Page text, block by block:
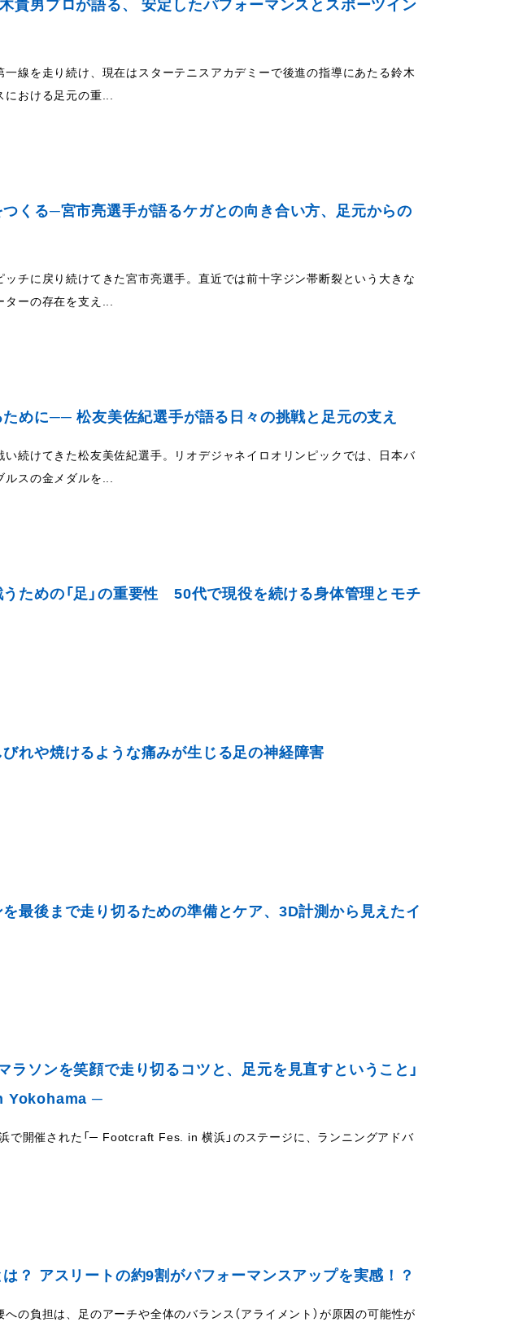
貴男プロが語る、 安定したパフォーマンスとスポーツイン
線を走り続け、現在はスターテニスアカデミーで後進の指導にあたる鈴木
おける足元の重...
くる─宮市亮選手が語るケガとの向き合い方、足元からの
チに戻り続けてきた宮市亮選手。直近では前十字ジン帯断裂という大きな
ーの存在を支え...
めに── 松友美佐紀選手が語る日々の挑戦と足元の支え
続けてきた松友美佐紀選手。リオデジャネイロオリンピックでは、日本バ
ルスの金メダルを...
ための「足」の重要性 50代で現役を続ける身体管理とモチ
れや焼けるような痛みが生じる足の神経障害
最後まで走り切るための準備とケア、3D計測から見えたイ
ラソンを笑顔で走り切るコツと、足元を見直すということ」
Yokohama ─
で開催された「─ Footcraft Fes. in 横浜」のステージに、ランニングアドバ
？ アスリートの約9割がパフォーマンスアップを実感！？
の負担は、足のアーチや全体のバランス（アライメント）が原因の可能性が